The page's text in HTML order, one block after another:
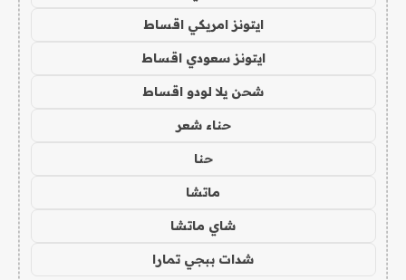
ايتونز امريكي اقساط
ايتونز سعودي اقساط
شحن يلا لودو اقساط
حناء شعر
حنا
ماتشا
شاي ماتشا
شدات ببجي تمارا